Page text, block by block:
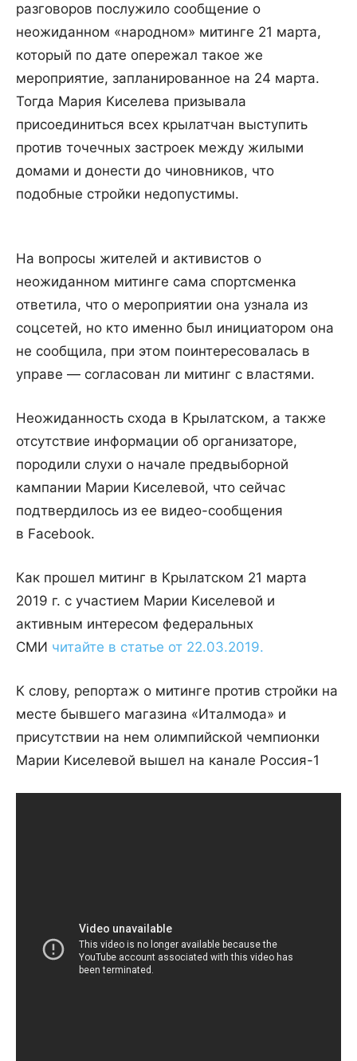
разговоров послужило сообщение о
неожиданном «народном» митинге 21 марта,
который по дате опережал такое же
мероприятие, запланированное на 24 марта.
Тогда Мария Киселева призывала
присоединиться всех крылатчан выступить
против точечных застроек между жилыми
домами и донести до чиновников, что
подобные стройки недопустимы.
На вопросы жителей и активистов о
неожиданном митинге сама спортсменка
ответила, что о мероприятии она узнала из
соцсетей, но кто именно был инициатором она
не сообщила, при этом поинтересовалась в
управе — согласован ли митинг с властями.
Неожиданность схода в Крылатском, а также
отсутствие информации об организаторе,
породили слухи о начале предвыборной
кампании Марии Киселевой, что сейчас
подтвердилось из ее видео-сообщения
в Facebook.
Как прошел митинг в Крылатском 21 марта
2019 г. с участием Марии Киселевой и
активным интересом федеральных
СМИ читайте в статье от 22.03.2019.
К слову, репортаж о митинге против стройки на
месте бывшего магазина «Италмода» и
присутствии на нем олимпийской чемпионки
Марии Киселевой вышел на канале Россия-1